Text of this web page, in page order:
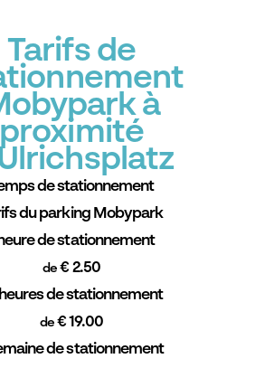
Tarifs de
à
proximité
de stationnement
du parking Mobypark
de stationnement
de € 2.50
de stationnement
de€ 19.00
de stationnement